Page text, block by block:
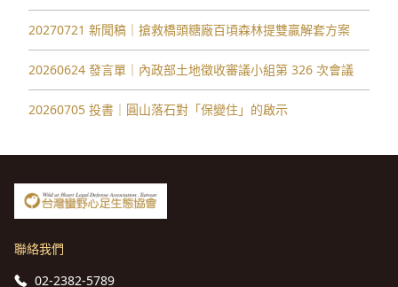
20270721 新聞稿｜搶救橋頭糖廠百頃森林提雙贏解套方案
20260624 發言單｜內政部土地徵收審議小組第 326 次會議
20260705 投書｜圓山落石對「保變住」的啟示
聯絡我們
02-2382-5789